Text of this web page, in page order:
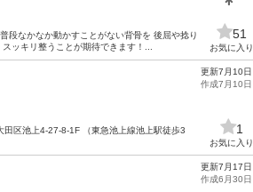
段なかなか動かすことがない背骨を 後屈や捻り
ッキリ整うことが期待できます！...
51
お気に入り
区池上4-27-8-1F （東急池上線池上駅徒歩3
更新7月10日
作成7月10日
1
お気に入り
更新7月17日
作成6月30日